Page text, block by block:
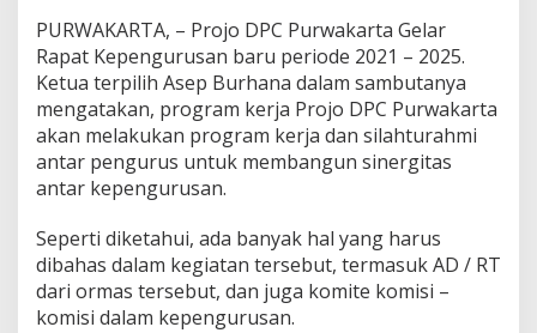
PURWAKARTA, – Projo DPC Purwakarta Gelar
Rapat Kepengurusan baru periode 2021 – 2025.
Ketua terpilih Asep Burhana dalam sambutanya
mengatakan, program kerja Projo DPC Purwakarta
akan melakukan program kerja dan silahturahmi
antar pengurus untuk membangun sinergitas
antar kepengurusan.
Seperti diketahui, ada banyak hal yang harus
dibahas dalam kegiatan tersebut, termasuk AD / RT
dari ormas tersebut, dan juga komite komisi –
komisi dalam kepengurusan.